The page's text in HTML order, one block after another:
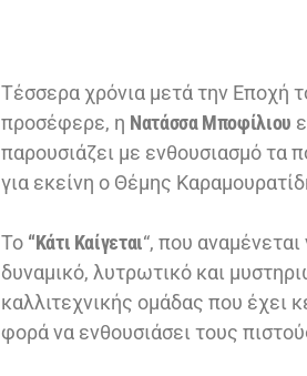
Τέσσερα χρόνια μετά την Εποχή
προσέφερε, η Νατάσσα Μποφίλιου
παρουσιάζει με ενθουσιασμό τα
για εκείνη ο Θέμης
Το “Κάτι Καίγεται“, που
δυναμικό, λυτρωτικό και
καλλιτεχνικής ομάδας που έχει
φορά να ενθουσιάσει τους